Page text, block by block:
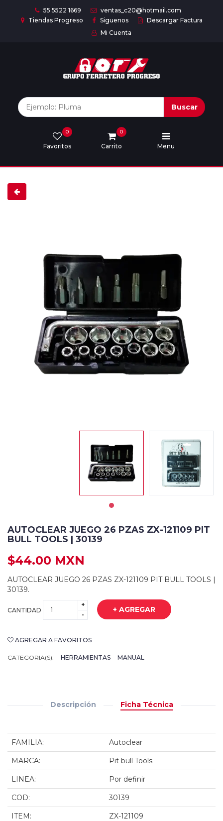
55 5522 1669
ventas_c20@hotmail.com
Tiendas Progreso
Siguenos
Descargar Factura
Mi Cuenta
Buscar
Favoritos
0
Carrito
0
Menu
Marcas
Descargar
AUTOCLEAR JUEGO 26 PZAS ZX-121109 PIT
BULL TOOLS | 30139
$44.00 MXN
AUTOCLEAR JUEGO 26 PZAS ZX-121109 PIT BULL TOOLS |
30139.
CANTIDAD
+
-
+ AGREGAR
AGREGAR A FAVORITOS
CATEGORIA(S): HERRAMIENTAS MANUAL
Descripción Ficha Técnica
FAMILIA: Autoclear
MARCA: Pit bull Tools
LINEA: Por definir
COD: 30139
ITEM: ZX-121109